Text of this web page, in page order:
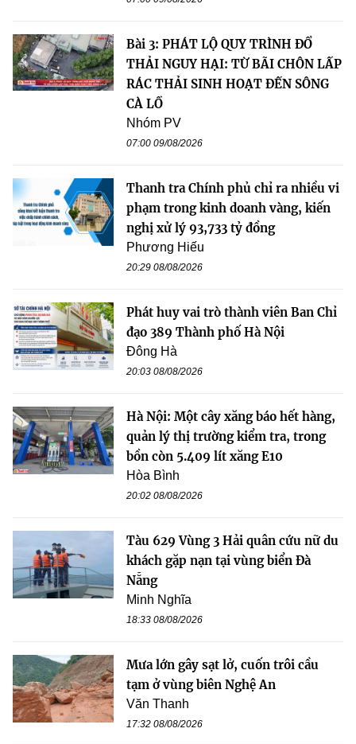
Bài 3: PHÁT LỘ QUY TRÌNH ĐỔ
THẢI NGUY HẠI: TỪ BÃI CHÔN LẤP
RÁC THẢI SINH HOẠT ĐẾN SÔNG
CÀ LỒ
Nhóm PV
07:00 09/08/2026
Thanh tra Chính phủ chỉ ra nhiều vi
phạm trong kinh doanh vàng, kiến
nghị xử lý 93,733 tỷ đồng
Phương Hiếu
20:29 08/08/2026
Phát huy vai trò thành viên Ban Chỉ
đạo 389 Thành phố Hà Nội
Đông Hà
20:03 08/08/2026
Hà Nội: Một cây xăng báo hết hàng,
quản lý thị trường kiểm tra, trong
bồn còn 5.409 lít xăng E10
Hòa Bình
20:02 08/08/2026
Tàu 629 Vùng 3 Hải quân cứu nữ du
khách gặp nạn tại vùng biển Đà
Nẵng
Minh Nghĩa
18:33 08/08/2026
Mưa lớn gây sạt lở, cuốn trôi cầu
tạm ở vùng biên Nghệ An
Văn Thanh
17:32 08/08/2026